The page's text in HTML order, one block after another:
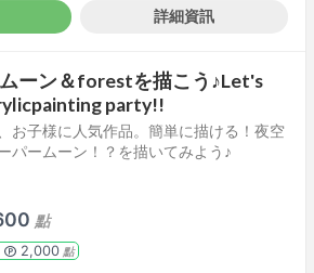
詳細資訊
ーン＆forestを描こう♪Let's
party!!
お子様に人気作品。簡単に描ける！夜空
パームーン！？を描いてみよう♪
點
2,000點